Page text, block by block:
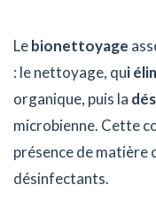
Lebionettoyage
: le nettoyage, qui
organique, puis la
microbienne. Cette
présence de matière
désinfectants.